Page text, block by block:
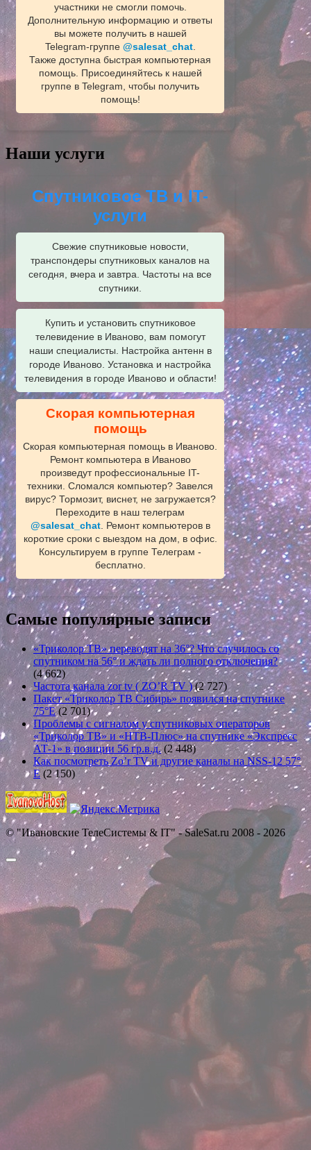
участники не смогли помочь.
Дополнительную информацию и ответы
вы можете получить в нашей
Telegram‑группе @salesat_chat.
Также доступна быстрая компьютерная
помощь. Присоединяйтесь к нашей
группе в Telegram, чтобы получить
помощь!
Наши услуги
Спутниковое ТВ и IT-
услуги
Свежие спутниковые новости,
транспондеры спутниковых каналов на
сегодня, вчера и завтра. Частоты на все
спутники.
Купить и установить спутниковое
телевидение в Иваново, вам помогут
наши специалисты. Настройка антенн в
городе Иваново. Установка и настройка
телевидения в городе Иваново и области!
Скорая компьютерная
помощь
Скорая компьютерная помощь в Иваново.
Ремонт компьютера в Иваново
произведут профессиональные IT-
техники. Сломался компьютер? Завелся
вирус? Тормозит, виснет, не загружается?
Переходите в наш телеграм
@salesat_chat. Ремонт компьютеров в
короткие сроки с выездом на дом, в офис.
Консультируем в группе Телеграм -
бесплатно.
Самые популярные записи
«Триколор ТВ» переводят на 36°? Что случилось со
спутником на 56° и ждать ли полного отключения?
(4 662)
Частота канала zor tv ( ZO’R TV ) (2 727)
Пакет «Триколор ТВ Сибирь» появился на спутнике
75°E (2 701)
Проблемы с сигналом у спутниковых операторов
«Триколор ТВ» и «НТВ-Плюс» на спутнике «Экспресс
АТ-1» в позиции 56 гр.в.д. (2 448)
Как посмотреть Zo’r TV и другие каналы на NSS-12 57°
E (2 150)
© "Ивановские ТелеСистемы & IT" - SaleSat.ru 2008 - 2026
Прокрутить
вверх